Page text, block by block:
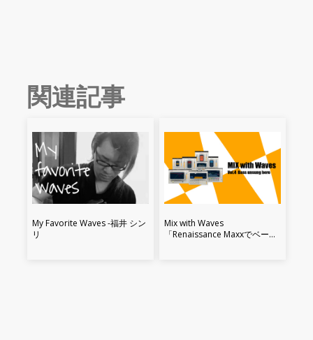
関連記事
My Favorite Waves -福井 シン
リ
Mix with Waves
「Renaissance Maxxでベース